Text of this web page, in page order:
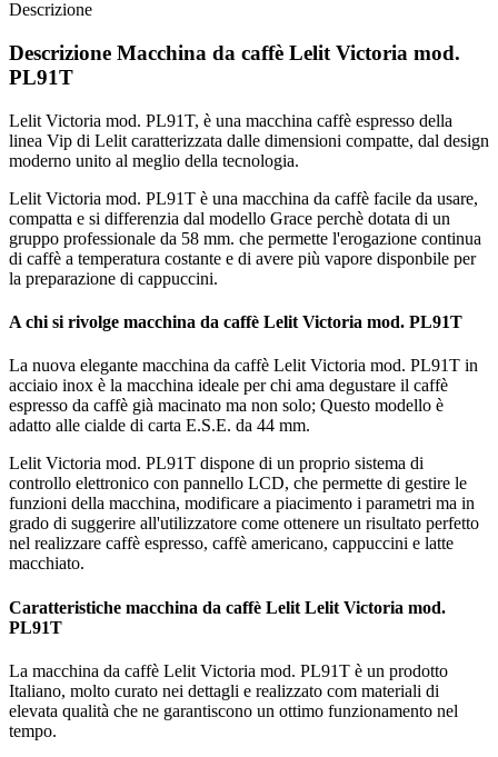
Descrizione
Descrizione Macchina da caffè Lelit Victoria mod.
PL91T
Lelit Victoria mod. PL91T, è una macchina caffè espresso della
linea Vip di Lelit caratterizzata dalle dimensioni compatte, dal design
moderno unito al meglio della tecnologia.
Lelit Victoria mod. PL91T è una macchina da caffè facile da usare,
compatta e si differenzia dal modello Grace perchè dotata di un
gruppo professionale da 58 mm. che permette l'erogazione continua
di caffè a temperatura costante e di avere più vapore disponbile per
la preparazione di cappuccini.
A chi si rivolge macchina da caffè Lelit Victoria mod. PL91T
La nuova elegante macchina da caffè Lelit Victoria mod. PL91T in
acciaio inox è la macchina ideale per chi ama degustare il caffè
espresso da caffè già macinato ma non solo; Questo modello è
adatto alle cialde di carta E.S.E. da 44 mm.
Lelit Victoria mod. PL91T dispone di un proprio sistema di
controllo elettronico con pannello LCD, che permette di gestire le
funzioni della macchina, modificare a piacimento i parametri ma in
grado di suggerire all'utilizzatore come ottenere un risultato perfetto
nel realizzare caffè espresso, caffè americano, cappuccini e latte
macchiato.
Caratteristiche macchina da caffè Lelit Lelit Victoria mod.
PL91T
La macchina da caffè Lelit Victoria mod. PL91T è un prodotto
Italiano, molto curato nei dettagli e realizzato com materiali di
elevata qualità che ne garantiscono un ottimo funzionamento nel
tempo.